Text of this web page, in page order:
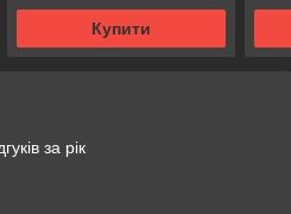
Купити
за рік